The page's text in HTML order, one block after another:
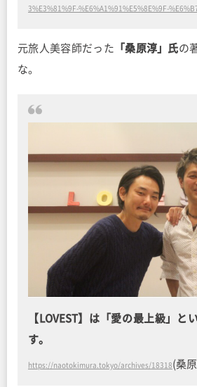
3%E3%81%9F-%E6%A1%91%E5%8E%9F-
元旅人美容師だった 「桑原淳」氏の
な。
【LOVEST】は「愛の最上級」と
す。
https://naotokimura.tokyo/archives/18318 (桑